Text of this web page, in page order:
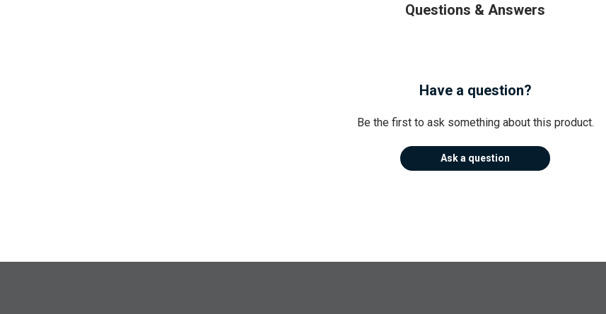
Questions & Answers
Have a question?
Be the first to ask something about this product.
Ask a question